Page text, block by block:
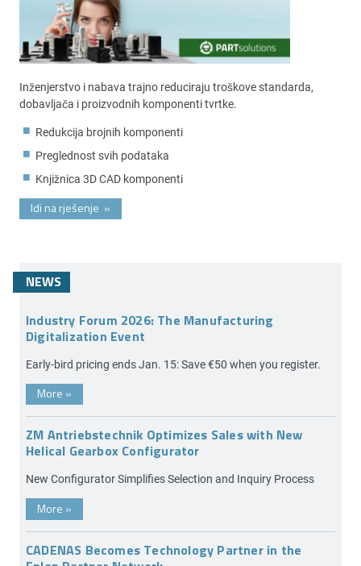
Inženjerstvo i nabava trajno reduciraju troškove standarda,
dobavljača i proizvodnih komponenti tvrtke.
Redukcija brojnih komponenti
Preglednost svih podataka
Knjižnica 3D CAD komponenti
Idi na rješenje »
NEWS
Industry Forum 2026: The Manufacturing
Digitalization Event
Early-bird pricing ends Jan. 15: Save €50 when you register.
More »
ZM Antriebstechnik Optimizes Sales with New
Helical Gearbox Configurator
New Configurator Simplifies Selection and Inquiry Process
More »
CADENAS Becomes Technology Partner in the